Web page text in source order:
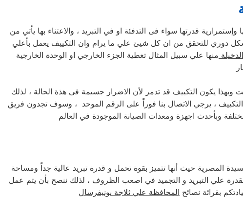
قدرتها سواء فى التدفئة او في التبريد ، والاعتناء بها يأتي من
دوري للتحقق من ان كل شيئ علي ما يرام وان التكييف يعمل بأعلي
منها علي سبيل المثال تغطية الجزء الخارجي او الوحدة الخارجية
يكون التكييف قد تدمر لأن الاضرار جسيمة فى هذة الحالة ، لذلك
، يرجي الاتصال بنا فوراً على الرقم الموحد ، وسوف تجدون فريق
المصرية حيث أنها تتميز بقوة تحمل و قدرة تبريد عالية جداً ومساحة
علي التبريد و التجميد في اصعب الظروف ، لذلك ننصح بأن يتم عمل